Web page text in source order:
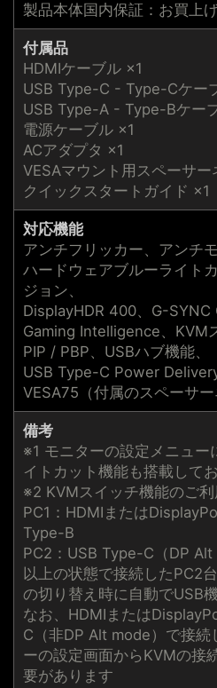
製品本体国内保証：お買上
付属品
HDMIケーブル ×1
USB Type-C - Type-Cケー
USB Type-A - Type-Bケー
電源ケーブル ×1
ACアダプタ ×1
VESAマウント用スペーサ
クイックスタートガイド ×1
対応機能
アンチフリッカー、アンチ
ハードウェアブルーライト
ジョン、
DisplayHDR 400、G-SYNC
Gaming Intelligence、KVM
PIP / PBP、USBハブ機能、
USB Type-C Power
VESA75（付属のスペーサー
備考
※1 モニターの設定メニュー
イトカット機能も搭載して
※2 KVMスイッチ機能のご
PC1：HDMIまたは
Type-B
PC2：USB Type-C（DP Alt
以上の状態で接続したPC2
の切り替え時に自動でUSB
なお、HDMIまたは
C（非DP Alt mode）で接続
ーの設定画面からKVMの接
要があります